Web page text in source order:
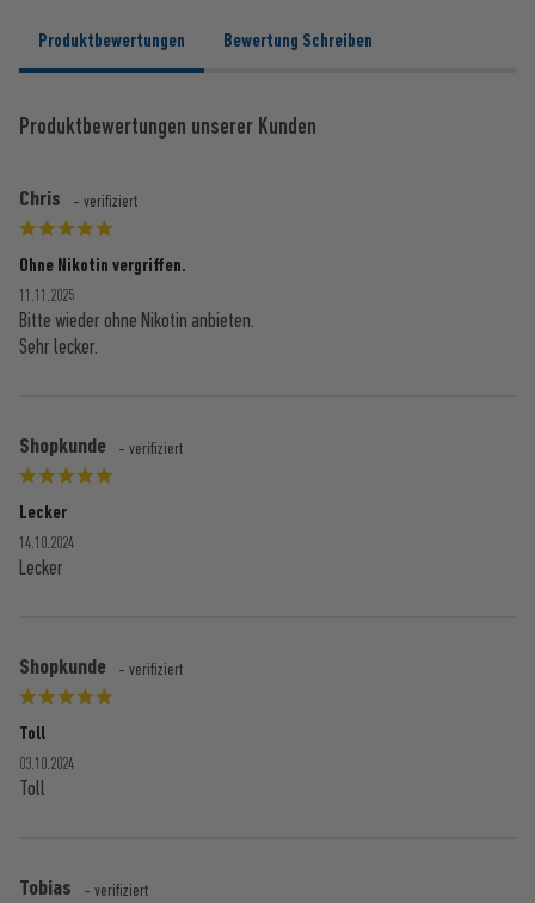
Produktbewertungen Bewertung Schreiben
Produktbewertungen unserer Kunden
Chris - verifiziert
Ohne Nikotin vergriffen.
11.11.2025
Bitte wieder ohne Nikotin anbieten.
Sehr lecker.
Shopkunde - verifiziert
Lecker
14.10.2024
Lecker
Shopkunde - verifiziert
Toll
03.10.2024
Toll
Tobias - verifiziert